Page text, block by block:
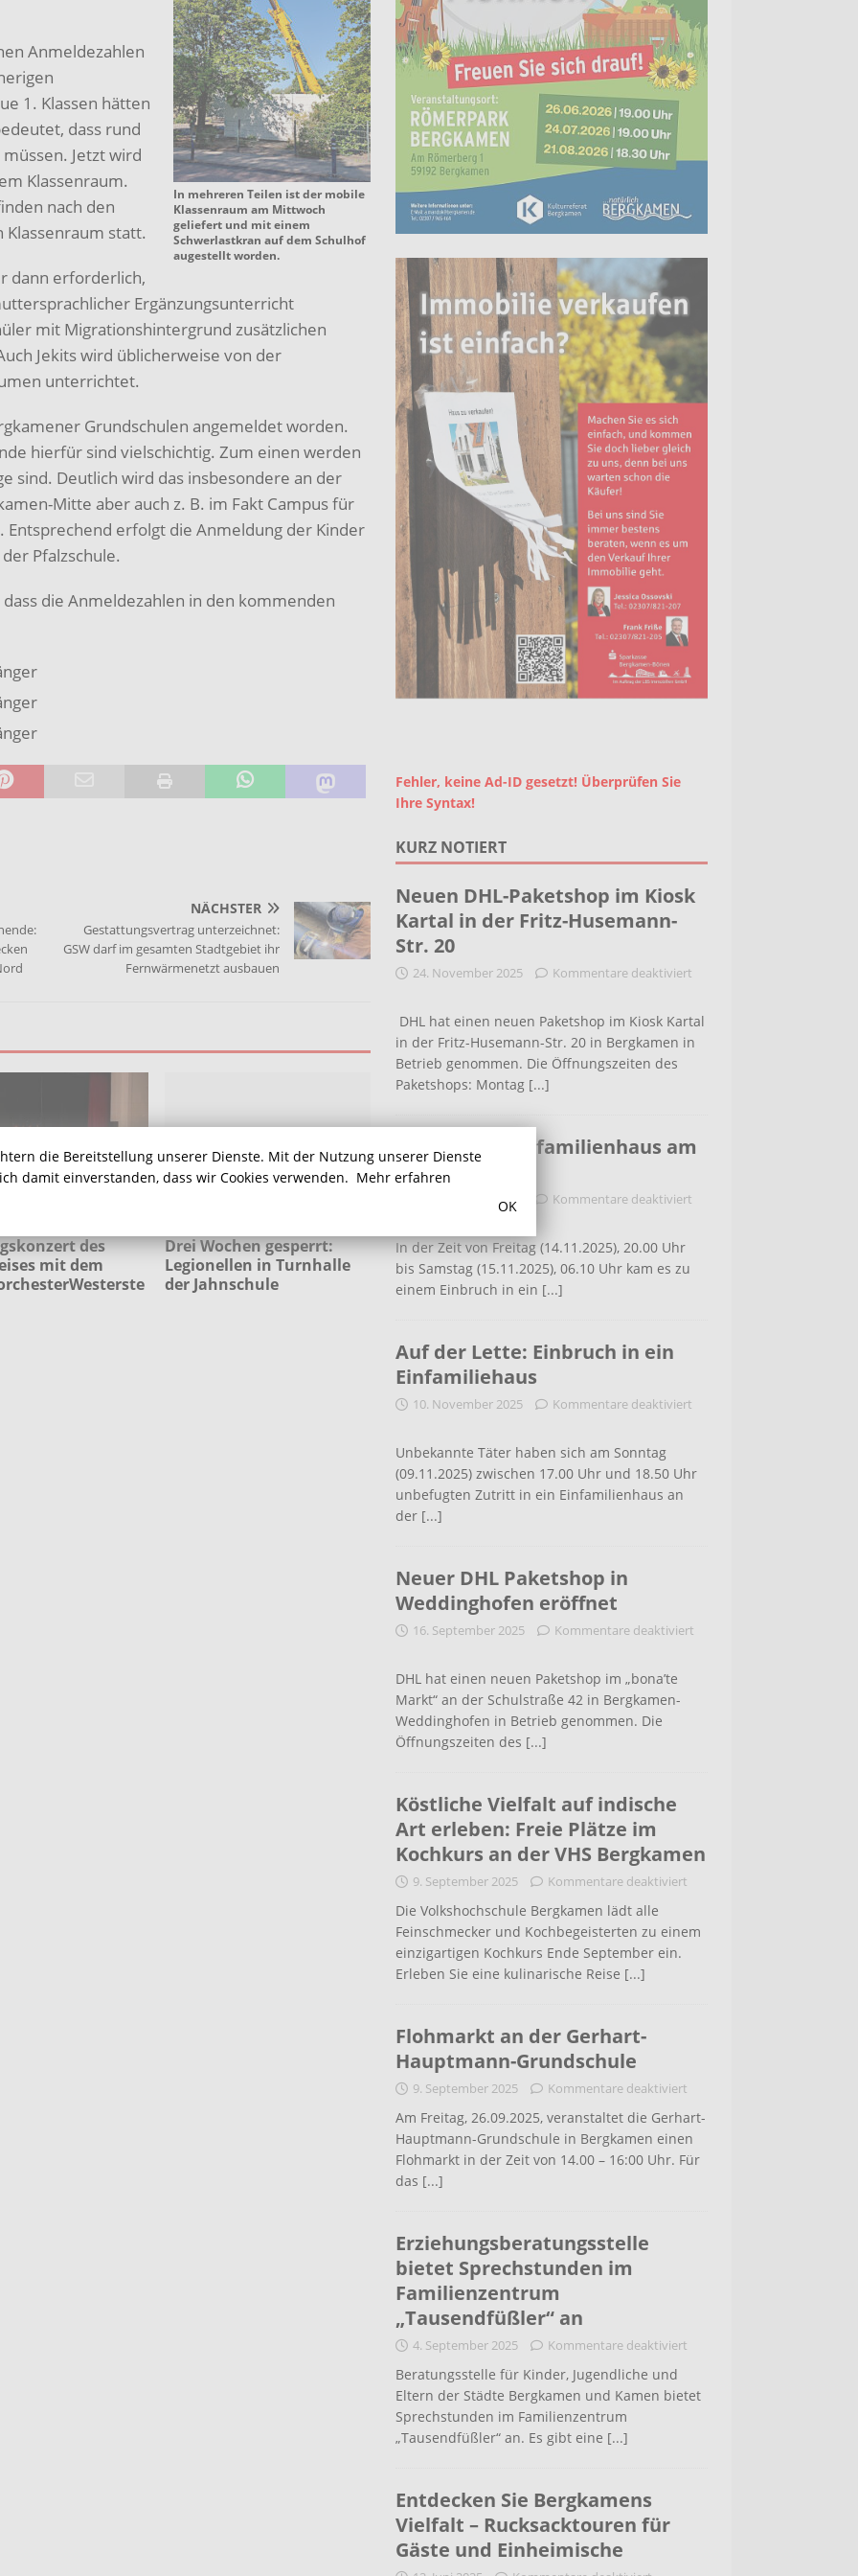
In mehreren Teilen ist der mobile
Klassenraum am Mittwoch
geliefert und mit einem
Schwerlastkran auf dem Schulhof
augestellt worden.
Anmeldezahlen
1. Klassen hätten
dass rund
Jetzt wird
Klassenraum.
nach den
statt.
dann erforderlich,
Ergänzungsunterricht
mit Migrationshintergrund zusätzlichen
Jekits wird üblicherweise von der
unterrichtet.
Grundschulen angemeldet worden.
hierfür sind vielschichtig. Zum einen werden
sind. Deutlich wird das insbesondere an der
Mitte aber auch z. B. im Fakt Campus für
erfolgt die Anmeldung der Kinder
Pfalzschule.
die Anmeldezahlen in den kommenden
NÄCHSTER
Gestattungsvertrag unterzeichnet:
GSW darf im gesamten Stadtgebiet ihr
Fernwärmenetzt ausbauen
des
mit dem
Drei Wochen gesperrt:
Legionellen in Turnhalle
der Jahnschule
Fehler, keine Ad-ID gesetzt! Überprüfen Sie
Ihre Syntax!
KURZ NOTIERT
Neuen DHL-Paketshop im Kiosk
Kartal in der Fritz-Husemann-
Str. 20
24. November 2025 Kommentare deaktiviert
DHL hat einen neuen Paketshop im Kiosk Kartal
in der Fritz-Husemann-Str. 20 in Bergkamen in
Betrieb genommen. Die Öffnungszeiten des
Paketshops: Montag [...]
Einbruch in Einfamilienhaus am
Haldenweg
16. November 2025 Kommentare deaktiviert
In der Zeit von Freitag (14.11.2025), 20.00 Uhr
bis Samstag (15.11.2025), 06.10 Uhr kam es zu
einem Einbruch in ein [...]
Auf der Lette: Einbruch in ein
Einfamiliehaus
10. November 2025 Kommentare deaktiviert
Unbekannte Täter haben sich am Sonntag
(09.11.2025) zwischen 17.00 Uhr und 18.50 Uhr
unbefugten Zutritt in ein Einfamilienhaus an
der [...]
Neuer DHL Paketshop in
Weddinghofen eröffnet
16. September 2025 Kommentare deaktiviert
DHL hat einen neuen Paketshop im „bona’te
Markt“ an der Schulstraße 42 in Bergkamen-
Weddinghofen in Betrieb genommen. Die
Öffnungszeiten des [...]
Köstliche Vielfalt auf indische
Art erleben: Freie Plätze im
Kochkurs an der VHS Bergkamen
9. September 2025 Kommentare deaktiviert
Die Volkshochschule Bergkamen lädt alle
Feinschmecker und Kochbegeisterten zu einem
einzigartigen Kochkurs Ende September ein.
Erleben Sie eine kulinarische Reise [...]
Flohmarkt an der Gerhart-
Hauptmann-Grundschule
9. September 2025 Kommentare deaktiviert
Am Freitag, 26.09.2025, veranstaltet die Gerhart-
Hauptmann-Grundschule in Bergkamen einen
Flohmarkt in der Zeit von 14.00 – 16:00 Uhr. Für
das [...]
Erziehungsberatungsstelle
bietet Sprechstunden im
Familienzentrum
„Tausendfüßler“ an
4. September 2025 Kommentare deaktiviert
Beratungsstelle für Kinder, Jugendliche und
Eltern der Städte Bergkamen und Kamen bietet
Sprechstunden im Familienzentrum
„Tausendfüßler“ an. Es gibt eine [...]
Entdecken Sie Bergkamens
Vielfalt – Rucksacktouren für
Gäste und Einheimische
die Bereitstellung unserer Dienste. Mit der Nutzung unserer Dienste
damit einverstanden, dass wir Cookies verwenden. Mehr erfahren
OK